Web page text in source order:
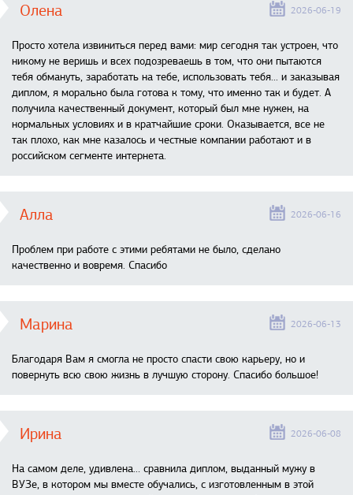
Олена 2026-06-19
Просто хотела извиниться перед вами: мир сегодня так устроен, что
никому не веришь и всех подозреваешь в том, что они пытаются
тебя обмануть, заработать на тебе, использовать тебя... и заказывая
диплом, я морально была готова к тому, что именно так и будет. А
получила качественный документ, который был мне нужен, на
нормальных условиях и в кратчайшие сроки. Оказывается, все не
так плохо, как мне казалось и честные компании работают и в
российском сегменте интернета.
Алла 2026-06-16
Проблем при работе с этими ребятами не было, сделано
качественно и вовремя. Спасибо
Марина 2026-06-13
Благодаря Вам я смогла не просто спасти свою карьеру, но и
повернуть всю свою жизнь в лучшую сторону. Спасибо большое!
Ирина 2026-06-08
На самом деле, удивлена… сравнила диплом, выданный мужу в
ВУЗе, в котором мы вместе обучались, с изготовленным в этой